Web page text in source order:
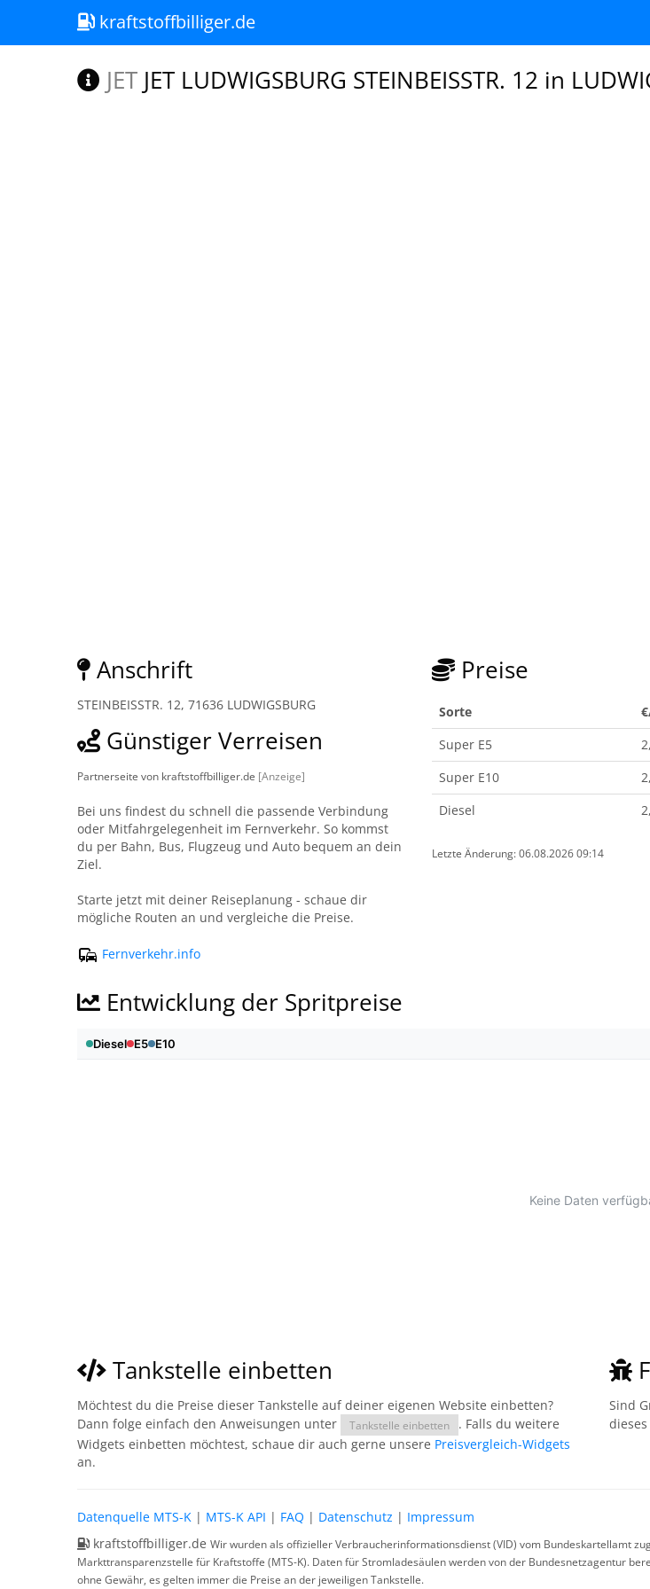
kraftstoffbilliger.de
JET JET LUDWIGSBURG STEINBEISSTR. 12 in
Anschrift
STEINBEISSTR. 12, 71636 LUDWIGSBURG
Günstiger Verreisen
Partnerseite von kraftstoffbilliger.de [Anzeige]
Bei uns findest du schnell die passende Verbindung
oder Mitfahrgelegenheit im Fernverkehr. So kommst
du per Bahn, Bus, Flugzeug und Auto bequem an dein
Ziel.
Starte jetzt mit deiner Reiseplanung - schaue dir
mögliche Routen an und vergleiche die Preise.
Fernverkehr.info
Preise
Sorte
Super E5
Super E10
Diesel
Letzte Änderung: 06.08.2026 09:14
Entwicklung der Spritpreise
Tankstelle einbetten
Möchtest du die Preise dieser Tankstelle auf deiner eigenen Website einbetten?
Dann folge einfach den Anweisungen unter
Tankstelle einbetten
. Falls du weitere
Widgets einbetten möchtest, schaue dir auch gerne unsere Preisvergleich-Widgets
an.
Sind
dieses
Datenquelle MTS-K | MTS-K API | FAQ | Datenschutz | Impressum
kraftstoffbilliger.de Wir wurden als offizieller Verbraucherinformationsdienst (VID) vom Bundeskartellamt
Markttransparenzstelle für Kraftstoffe (MTS-K). Daten für Stromladesäulen werden von der Bundesnetzagentur
ohne Gewähr, es gelten immer die Preise an der jeweiligen Tankstelle.